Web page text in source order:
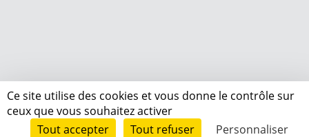
Ce site utilise des cookies et vous donne le contrôle sur
ceux que vous souhaitez activer
Tout accepter
Tout refuser Personnaliser